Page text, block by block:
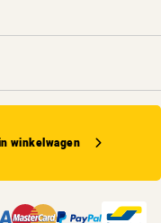
winkelwagen